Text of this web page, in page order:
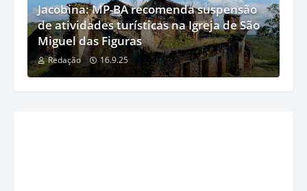
Jacobina: MP-BA recomenda suspensão
de atividades turísticas na Igreja de São
Miguel das Figuras
Redação 16.9.25